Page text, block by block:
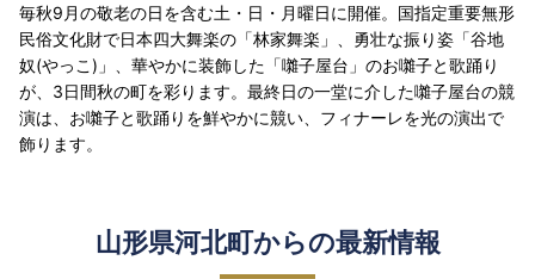
毎秋9月の敬老の日を含む土・日・月曜日に開催。国指定重要無形
民俗文化財で日本四大舞楽の「林家舞楽」、勇壮な振り姿「谷地
奴(やっこ)」、華やかに装飾した「囃子屋台」のお囃子と歌踊り
が、3日間秋の町を彩ります。最終日の一堂に介した囃子屋台の競
演は、お囃子と歌踊りを鮮やかに競い、フィナーレを光の演出で
飾ります。
山形県河北町からの最新情報